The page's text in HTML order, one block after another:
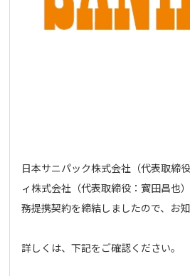
日本サニパック株式会社（代表取締
ィ株式会社（代表取締役：寳田昌也
務提携契約を締結しましたので、お知
詳しくは、下記をご確認ください。